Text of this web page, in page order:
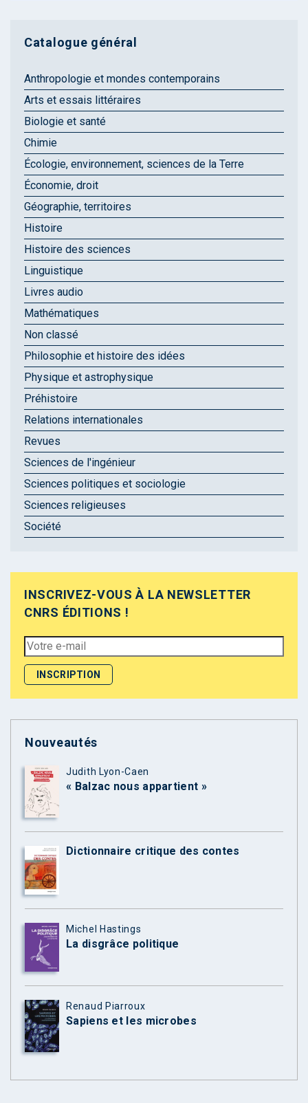
Catalogue général
Anthropologie et mondes contemporains
Arts et essais littéraires
Biologie et santé
Chimie
Écologie, environnement, sciences de la Terre
Économie, droit
Géographie, territoires
Histoire
Histoire des sciences
Linguistique
Livres audio
Mathématiques
Non classé
Philosophie et histoire des idées
Physique et astrophysique
Préhistoire
Relations internationales
Revues
Sciences de l'ingénieur
Sciences politiques et sociologie
Sciences religieuses
Société
INSCRIVEZ-VOUS À LA NEWSLETTER
CNRS ÉDITIONS !
Nouveautés
Judith Lyon-Caen
« Balzac nous appartient »
Dictionnaire critique des contes
Michel Hastings
La disgrâce politique
Renaud Piarroux
Sapiens et les microbes